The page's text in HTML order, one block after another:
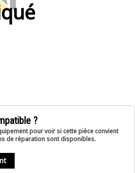
?
pour voir si cette pièce convient
de réparation sont disponibles.